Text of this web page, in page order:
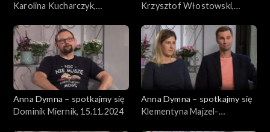
Karolina Kucharczyk,
Krzysztof Włostowski,
Anna Dymna – spotkajmy się
Dominik Miernik, 15.11.2024
Anna Dymna – spotkajmy się
Klementyna Majzel-